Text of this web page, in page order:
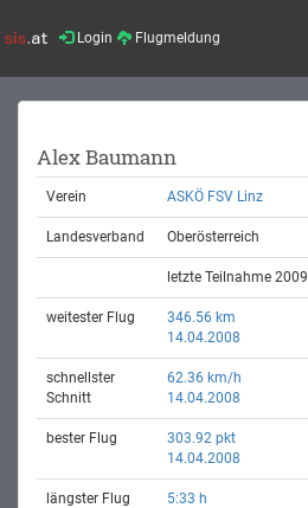
Login Flugmeldung
Alex Baumann
Verein ASKÖ FSV Linz
Landesverband Oberösterreich
letzte Teilnahme 2009
weitester Flug
346.56 km
14.04.2008
schnellster
Schnitt
62.36 km/h
14.04.2008
bester Flug
303.92 pkt
14.04.2008
längster Flug
5:33 h